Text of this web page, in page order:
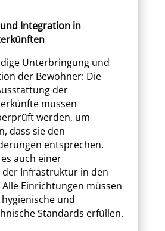
Integration in
Unterbringung und
der Bewohner: Die
der
müssen
werden, um
dass sie den
entsprechen.
auch einer
der Infrastruktur in den
Einrichtungen müssen
und
Standards erfüllen.